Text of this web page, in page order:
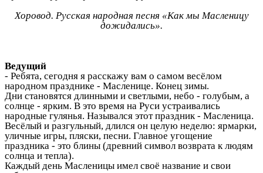
Хоровод. Русская народная песня «Как мы Масленицу
дожидались».
Ведущий
- Ребята, сегодня я расскажу вам о самом весёлом
народном празднике - Масленице. Конец зимы.
Дни становятся длинными и светлыми, небо - голубым, а
солнце - ярким. В это время на Руси устраивались
народные гулянья. Назывался этот праздник - Масленица.
Весёлый и разгульный, длился он целую неделю: ярмарки,
уличные игры, пляски, песни. Главное угощение
праздника - это блины (древний символ возврата к людям
солнца и тепла).
Каждый день Масленицы имел своё название и свои